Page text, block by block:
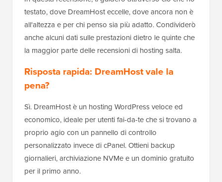
testato, dove DreamHost eccelle, dove ancora non è
all'altezza e per chi penso sia più adatto. Condividerò
anche alcuni dati sulle prestazioni dietro le quinte che
la maggior parte delle recensioni di hosting salta.
Risposta rapida: DreamHost vale la
pena?
Sì. DreamHost è un hosting WordPress veloce ed
economico, ideale per utenti fai-da-te che si trovano a
proprio agio con un pannello di controllo
personalizzato invece di cPanel. Ottieni backup
giornalieri, archiviazione NVMe e un dominio gratuito
per il primo anno.